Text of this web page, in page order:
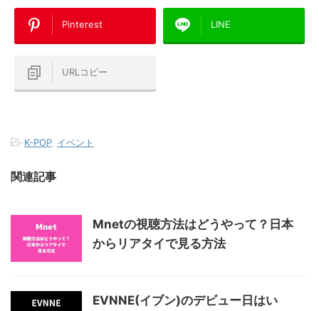
Pinterest LINE
URLコピー
-K-POP, イベント
関連記事
Mnetの視聴方法はどうやって？日本
からリアタイで見る方法
EVNNE(イブン)のデビュー日はい